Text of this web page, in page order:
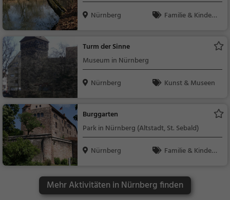
Nürnberg
Familie & Kinder,
Turm der Sinne
Museum in Nürnberg
Nürnberg
Kunst & Museen
Burggarten
Park in Nürnberg (Altstadt, St. Sebald)
Nürnberg
Familie & Kinder,
Mehr Aktivitäten in Nürnberg finden